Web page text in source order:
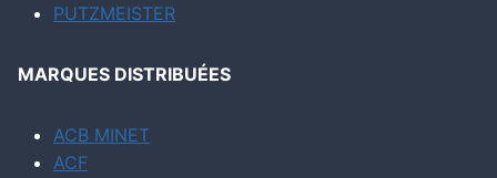
PUTZMEISTER
MARQUES DISTRIBUÉES
ACB MINET
ACF